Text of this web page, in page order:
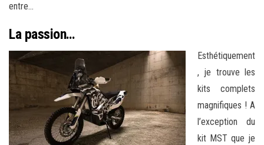
entre…
La passion…
Esthétiquement
, je trouve les
kits complets
magnifiques ! A
l’exception du
kit MST que je